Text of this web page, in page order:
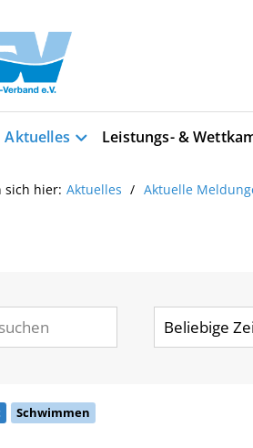
Aktuelles Leistungs- &
sich hier: Aktuelles Aktuelle
Schwimmen